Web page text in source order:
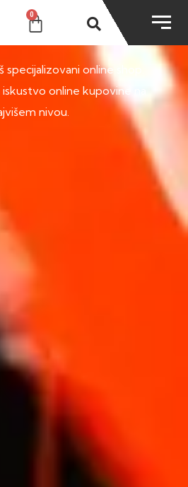
0
SHOP
online shop.
online kupovine na
nivou.